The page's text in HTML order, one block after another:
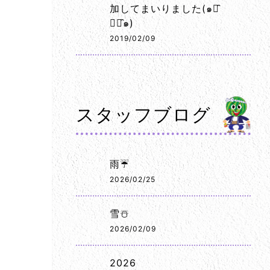
加してまいりました(๑･̑
◡･̑๑)
2019/02/09
スタッフブログ
雨☔
2026/02/25
雪☃️
2026/02/09
2026